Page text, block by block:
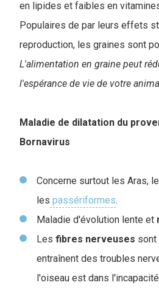
en lipides et faibles en
Populaires de par leurs effets
reproduction, les graines sont
L'alimentation en graine peut
l'espérance de vie de votre
Maladie de dilatation du
Bornavirus
Concerne surtout les Aras,
les passériformes.
Maladie d'évolution lente et
Les fibres nerveuses sont
entraînent des troubles
l'oiseau est dans